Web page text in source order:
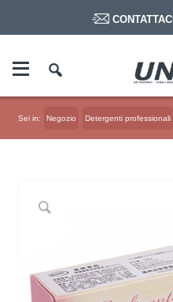
CONTATTACI
Sei in: Negozio Detergenti professionali